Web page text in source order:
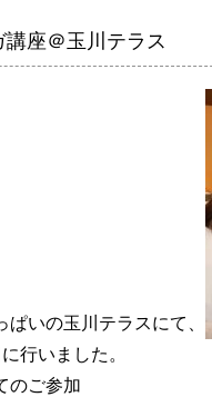
座＠玉川テラス
いの玉川テラスにて、
行いました。
のご参加